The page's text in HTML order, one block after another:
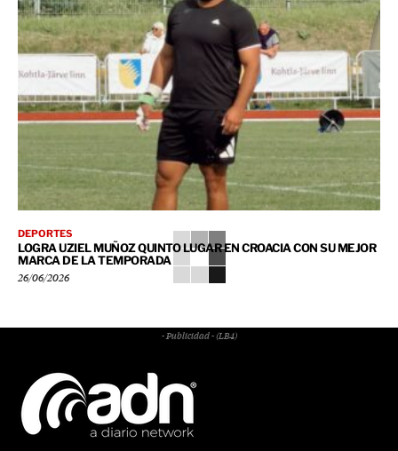
DEPORTES
LOGRA UZIEL MUÑOZ QUINTO LUGAR EN CROACIA CON SU MEJOR
MARCA DE LA TEMPORADA
26/06/2026
- Publicidad - (LB4)